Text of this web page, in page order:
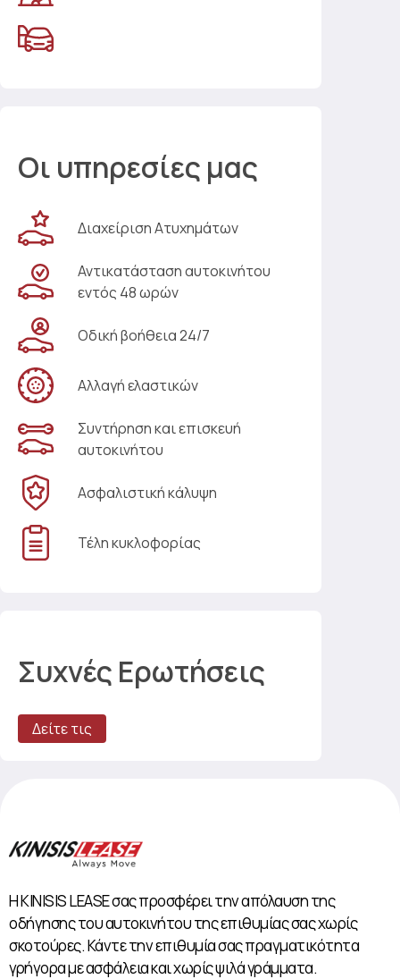
Οι υπηρεσίες μας
Διαχείριση Ατυχημάτων
Αντικατάσταση αυτοκινήτου
εντός 48 ωρών
Οδική βοήθεια 24/7
Αλλαγή ελαστικών
Συντήρηση και επισκευή
αυτοκινήτου
Ασφαλιστική κάλυψη
Τέλη κυκλοφορίας
Συχνές Ερωτήσεις
Δείτε τις
Η KINISIS LEASE σας προσφέρει την απόλαυση της
οδήγησης του αυτοκινήτου της επιθυμίας σας χωρίς
σκοτούρες. Κάντε την επιθυμία σας πραγματικότητα
γρήγορα με ασφάλεια και χωρίς ψιλά γράμματα.